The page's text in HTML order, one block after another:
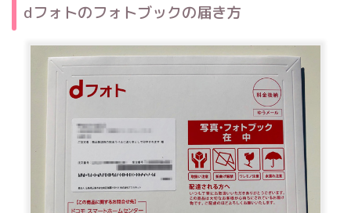
dフォトのフォトブックの届き方